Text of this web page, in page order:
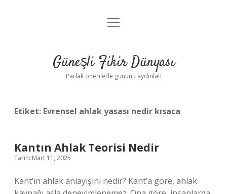
Anasayfa
Yasal Uyarı
menüyü
Güneşli Fikir Dünyası
Parlak önerilerle gününü aydınlat!
Etiket: Evrensel ahlak yasası nedir kısaca
Kantın Ahlak Teorisi Nedir
Tarih: Mart 11, 2025
Kant’ın ahlak anlayışını nedir? Kant’a göre, ahlak